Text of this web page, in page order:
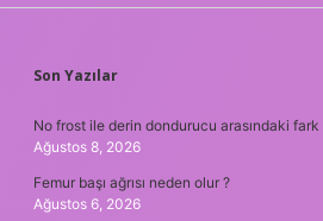
SIDEBAR
Son Yazılar
No frost ile derin dondurucu arasındaki fark
Ağustos 8, 2026
Femur başı ağrısı neden olur ?
Ağustos 6, 2026